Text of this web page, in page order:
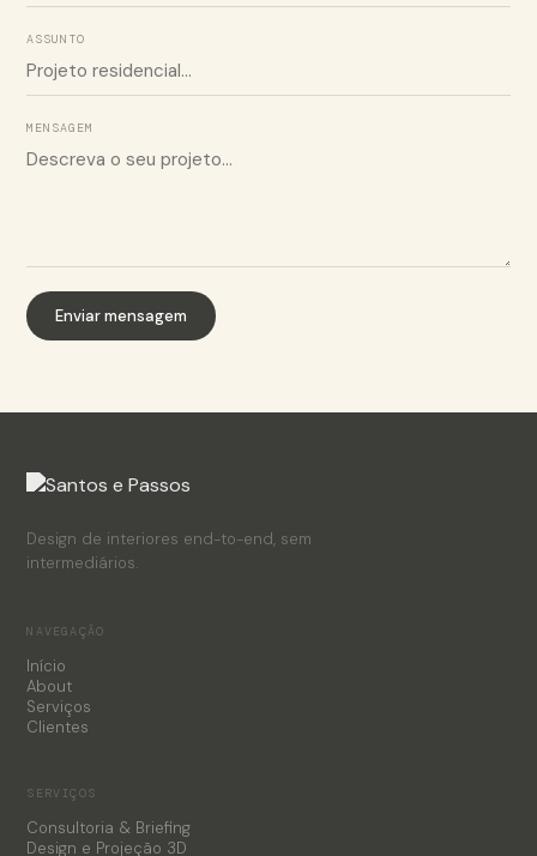
ASSUNTO
MENSAGEM
Enviar mensagem
Design de interiores end-to-end, sem
intermediários.
NAVEGAÇÃO
Início
About
Serviços
Clientes
SERVIÇOS
Consultoria & Briefing
Design e Projeção 3D